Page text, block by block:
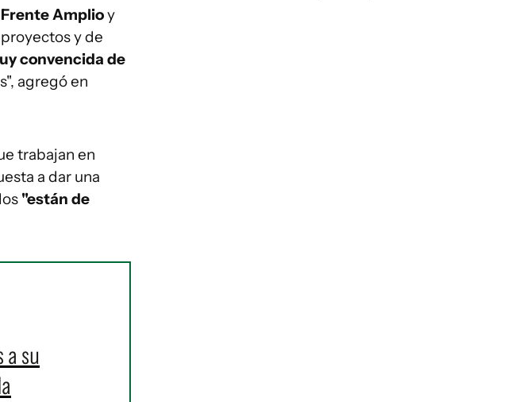
Frente Amplioy
y de
convencida de
agregó en
trabajan en
a dar una
"están de
su